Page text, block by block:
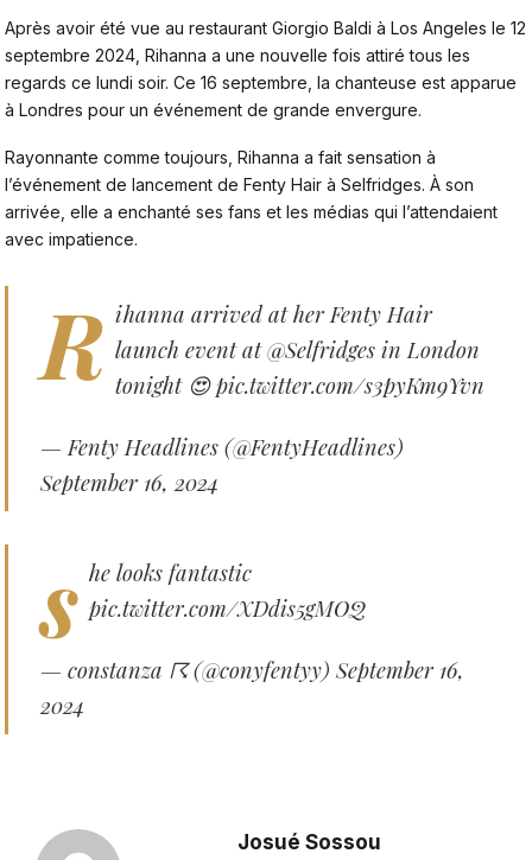
Après avoir été vue au restaurant Giorgio Baldi à Los Angeles le 12
septembre 2024 , Rihanna a une nouvelle fois attiré tous les
regards ce lundi soir. Ce 16 septembre, la chanteuse est apparue
à Londres pour un événement de grande envergure.
Rayonnante comme toujours, Rihanna a fait sensation à
l’événement de lancement de Fenty Hair à Selfridges. À son
arrivée, elle a enchanté ses fans et les médias qui l’attendaient
avec impatience.
R ihanna arrived at her Fenty Hair
launch event at@Selfridges in London
tonight 😍pic.twitter.com/s3pyKm9Yvn
— Fenty Headlines (@FentyHeadlines)
September 16, 2024
s he looks fantastic
pic.twitter.com/XDdis5gMOQ
— constanza ☈ (@conyfentyy)September 16,
2024
Josué Sossou